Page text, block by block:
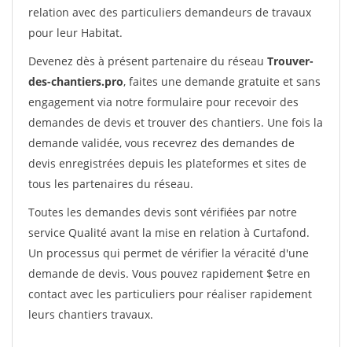
relation avec des particuliers demandeurs de travaux
pour leur Habitat.
Devenez dès à présent partenaire du réseau Trouver-
des-chantiers.pro, faites une demande gratuite et sans
engagement via notre formulaire pour recevoir des
demandes de devis et trouver des chantiers. Une fois la
demande validée, vous recevrez des demandes de
devis enregistrées depuis les plateformes et sites de
tous les partenaires du réseau.
Toutes les demandes devis sont vérifiées par notre
service Qualité avant la mise en relation à Curtafond.
Un processus qui permet de vérifier la véracité d'une
demande de devis. Vous pouvez rapidement $etre en
contact avec les particuliers pour réaliser rapidement
leurs chantiers travaux.